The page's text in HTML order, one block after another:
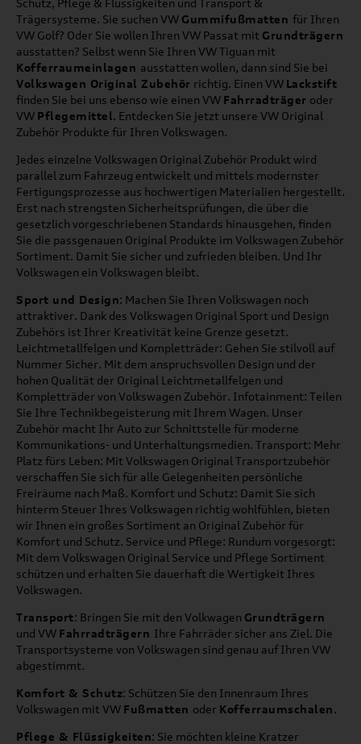
Trägersysteme. Sie suchen VW Gummifußmatten für Ihren
VW Golf? Oder Sie wollen Ihren VW Passat mit Grundträgern
ausstatten? Selbst wenn Sie Ihren VW Tiguan mit
Kofferraumeinlagen ausstatten wollen, dann sind Sie bei
Volkswagen Original Zubehör richtig. Einen VW Lackstift
finden Sie bei uns ebenso wie einen VW Fahrradträger oder
VW Pflegemittel. Entdecken Sie jetzt unsere VW Original
Zubehör Produkte für Ihren Volkswagen.
Jedes einzelne Volkswagen Original Zubehör Produkt wird
parallel zum Fahrzeug entwickelt und mittels modernster
Fertigungsprozesse aus hochwertigen Materialien hergestellt.
Erst nach strengsten Sicherheitsprüfungen, die über die
gesetzlich vorgeschriebenen Standards hinausgehen, finden
Sie die passgenauen Original Produkte im Volkswagen Zubehör
Sortiment. Damit Sie sicher und zufrieden bleiben. Und Ihr
Volkswagen ein Volkswagen bleibt.
Sport und Design: Machen Sie Ihren Volkswagen noch
attraktiver. Dank des Volkswagen Original Sport und Design
Zubehörs ist Ihrer Kreativität keine Grenze gesetzt.
Leichtmetallfelgen und Kompletträder: Gehen Sie stilvoll auf
Nummer Sicher. Mit dem anspruchsvollen Design und der
hohen Qualität der Original Leichtmetallfelgen und
Kompletträder von Volkswagen Zubehör. Infotainment: Teilen
Sie Ihre Technikbegeisterung mit Ihrem Wagen. Unser
Zubehör macht Ihr Auto zur Schnittstelle für moderne
Kommunikations- und Unterhaltungsmedien. Transport: Mehr
Platz fürs Leben: Mit Volkswagen Original Transportzubehör
verschaffen Sie sich für alle Gelegenheiten persönliche
Freiräume nach Maß. Komfort und Schutz: Damit Sie sich
hinterm Steuer Ihres Volkswagen richtig wohlfühlen, bieten
wir Ihnen ein großes Sortiment an Original Zubehör für
Komfort und Schutz. Service und Pflege: Rundum vorgesorgt:
Mit dem Volkswagen Original Service und Pflege Sortiment
schützen und erhalten Sie dauerhaft die Wertigkeit Ihres
Volkswagen.
Transport: Bringen Sie mit den Volkwagen Grundträgern
und VW Fahrradträgern Ihre Fahrräder sicher ans Ziel. Die
Transportsysteme von Volkswagen sind genau auf Ihren VW
abgestimmt.
Komfort & Schutz: Schützen Sie den Innenraum Ihres
Volkswagen mit VW Fußmatten oder Kofferraumschalen.
Pflege & Flüssigkeiten: Sie möchten kleine Kratzer